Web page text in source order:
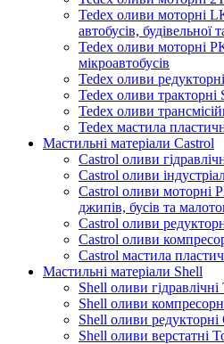
Tedex оливи моторні
автобусів, будівельної
Tedex оливи моторні
мікроавтобусів
Tedex оливи
Tedex оливи
Tedex оливи
Tedex мастила
Мастильні матеріали Castrol
Castrol оливи
Castrol оливи
Castrol оливи моторні
джипів, бусів та
Castrol оливи
Castrol оливи
Castrol мастила
Мастильні матеріали Shell
Shell оливи гідравлічні
Shell оливи
Shell оливи редукторні
Shell оливи верстатні